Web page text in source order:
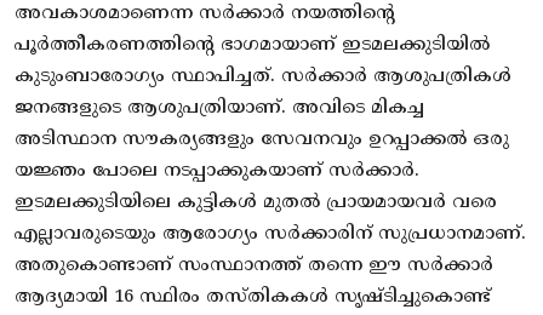
അവകാശമാണെന്ന സര്‍ക്കാര്‍ നയത്തിന്റെ
പൂര്‍ത്തീകരണത്തിന്റെ ഭാഗമായാണ് ഇടമലക്കുടിയില്‍
കുടുംബാരോഗ്യം സ്ഥാപിച്ചത്. സര്‍ക്കാര്‍ ആശുപത്രികള്‍
ജനങ്ങളുടെ ആശുപത്രിയാണ്. അവിടെ മികച്ച
അടിസ്ഥാന സൗകര്യങ്ങളും സേവനവും ഉറപ്പാക്കല്‍ ഒരു
യജ്ഞം പോലെ നടപ്പാക്കുകയാണ് സര്‍ക്കാര്‍.
ഇടമലക്കുടിയിലെ കുട്ടികള്‍ മുതല്‍ പ്രായമായവര്‍ വരെ
എല്ലാവരുടെയും ആരോഗ്യം സര്‍ക്കാരിന് സുപ്രധാനമാണ്.
അതുകൊണ്ടാണ് സംസ്ഥാനത്ത് തന്നെ ഈ സര്‍ക്കാര്‍
ആദ്യമായി 16 സ്ഥിരം തസ്തികകള്‍ സൃഷ്ടിച്ചുകൊണ്ട്